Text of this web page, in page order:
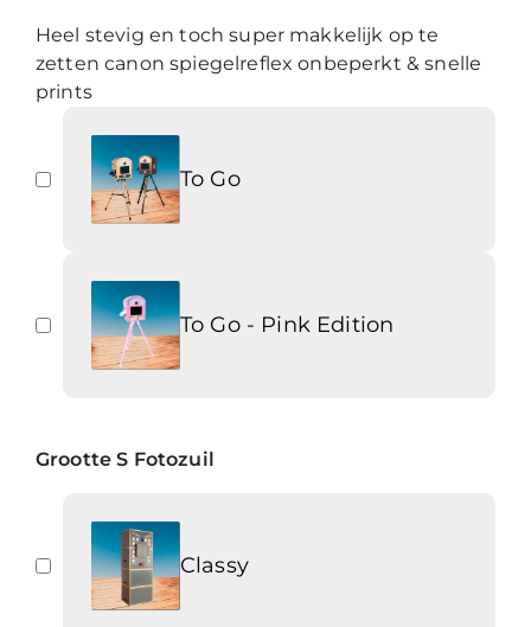
Heel stevig en toch super makkelijk op te
zetten canon spiegelreflex onbeperkt & snelle
prints
To Go
To Go - Pink Edition
Grootte S Fotozuil
Classy